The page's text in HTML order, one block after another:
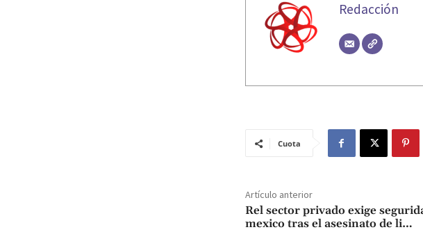
Redacción
Cuota
Artículo anterior
Rel sector privado exige
mexico tras el asesinato de li…